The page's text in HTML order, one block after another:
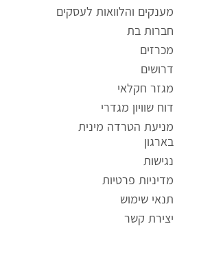
מענקים והלוואות לעסקים
חברות בת
מכרזים
דרושים
מגזר חקלאי
דוח שוויון מגדרי
ק
ו
ץ
מ
ס
מניעת הטרדה מינית
בארגון
נגישות
מדיניות פרטיות
תנאי שימוש
יצירת קשר